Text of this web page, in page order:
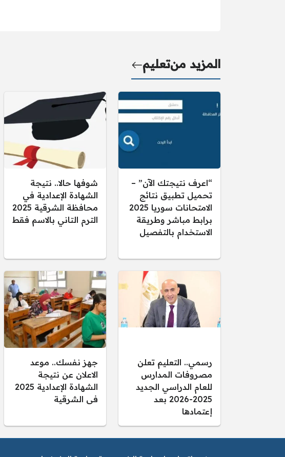
المزيد منتعليم
“اعرف نتيجتك الآن” –
تحميل تطبيق نتائج
الامتحانات سوريا 2025
برابط مباشر وطريقة
الاستخدام بالتفصيل
شوفها حالا.. نتيجة
الشهادة الإعدادية في
محافظة الشرقية 2025
الترم التاني بالاسم فقط
رسمي.. التعليم تعلن
مصروفات المدارس
للعام الدراسي الجديد
2025-2026 بعد
إعتمادها
جهز نفسك.. موعد
الاعلان عن نتيجة
الشهادة الإعدادية 2025
فى الشرقية